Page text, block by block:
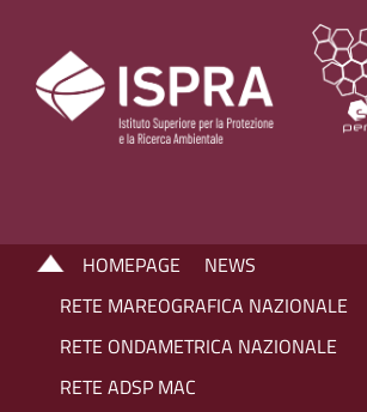
HOMEPAGE
NEWS
RETE MAREOGRAFICA NAZIONALE
RETE ONDAMETRICA NAZIONALE
RETE ADSP MAC